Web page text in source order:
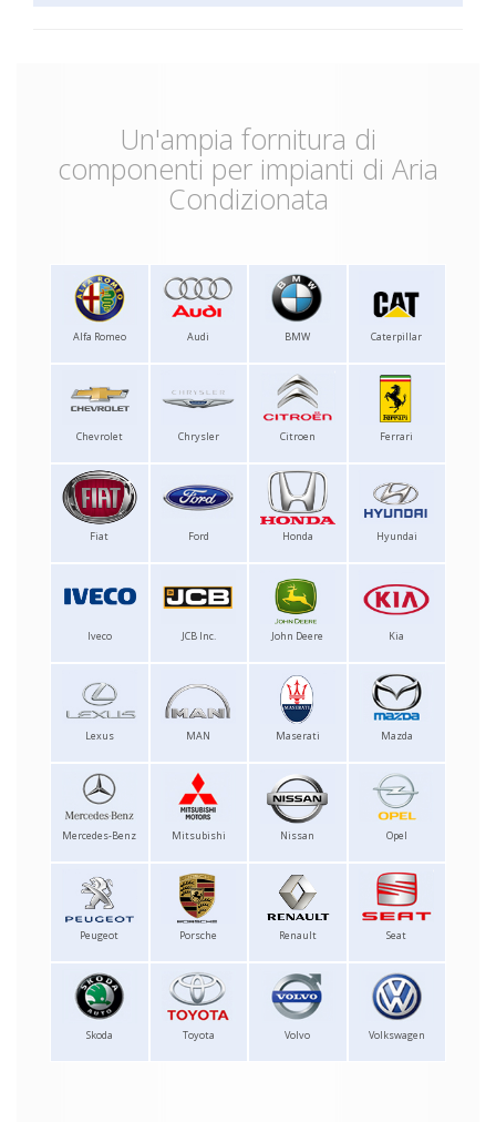
Un'ampia fornitura di
componenti per impianti di Aria
Condizionata
Alfa Romeo Audi BMW Caterpillar
Chevrolet Chrysler Citroen Ferrari
Fiat Ford Honda Hyundai
Iveco JCB Inc. John Deere Kia
Lexus MAN Maserati Mazda
Mercedes-Benz Mitsubishi Nissan Opel
Peugeot Porsche Renault Seat
Skoda Toyota Volvo Volkswagen